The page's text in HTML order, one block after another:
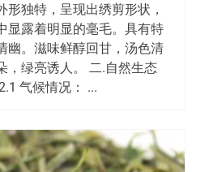
形独特，呈现出绣剪形状，
显露着明显的毫毛。具有特
幽。滋味鲜醇回甘，汤色清
，绿亮诱人。 二.自然生态
气候情况： ...